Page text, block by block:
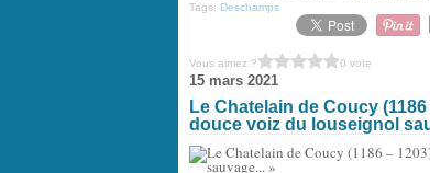
Tags: Deschamps
Vous aimez ? 0 vote
15 mars 2021
Le Chatelain de Coucy
douce voiz du louseignol